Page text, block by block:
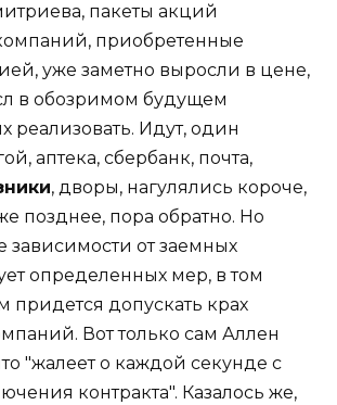
пакеты акций
приобретенные
уже заметно выросли в цене,
в обозримом будущем
реализовать. Идут, один
аптека, сбербанк, почта,
, дворы, нагулялись короче,
позднее, пора обратно. Но
от заемных
определенных мер, в том
придется допускать крах
Вот только сам Аллен
"жалеет о каждой секунде с
контракта". Казалось же,